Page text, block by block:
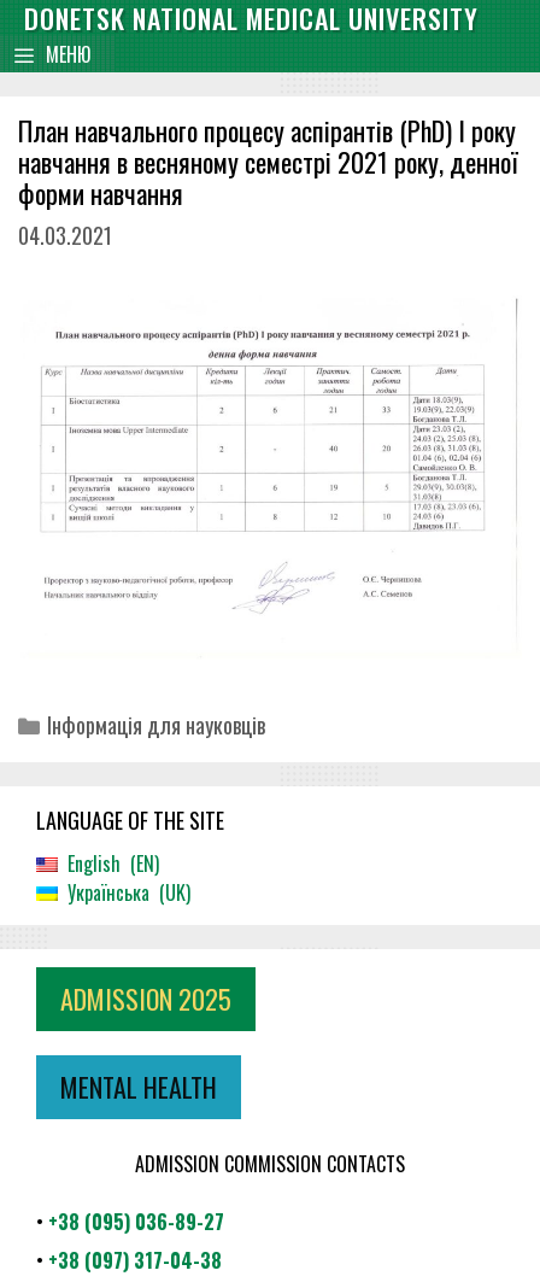
content
Skip
to
content
DONETSK NATIONAL MEDICAL UNIVERSITY
МЕНЮ
План навчального процесу аспірантів (PhD) І року
навчання в весняному семестрі 2021 року, денної
форми навчання
04.03.2021
Categories
Інформація для науковців
LANGUAGE OF THE SITE
English
EN
Українська
UK
ADMISSION 2025
MENTAL HEALTH
ADMISSION COMMISSION CONTACTS
• +38 (095) 036-89-27
• +38 (097) 317-04-38